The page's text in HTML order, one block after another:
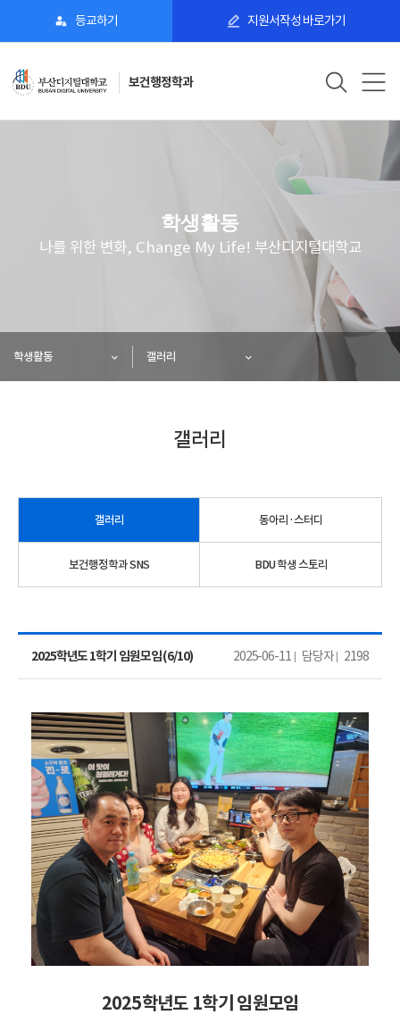
등교하기 지원서작성 바로가기
보건행정학과
학생활동
나를 위한 변화, Change My Life! 부산디지털대학교
학생활동 갤러리
갤러리
갤러리 동아리·스터디
보건행정학과 SNS BDU 학생 스토리
2025학년도 1학기 임원모임 (6/10) 2025-06-11 담당자 2198
2025학년도 1학기 임원모임